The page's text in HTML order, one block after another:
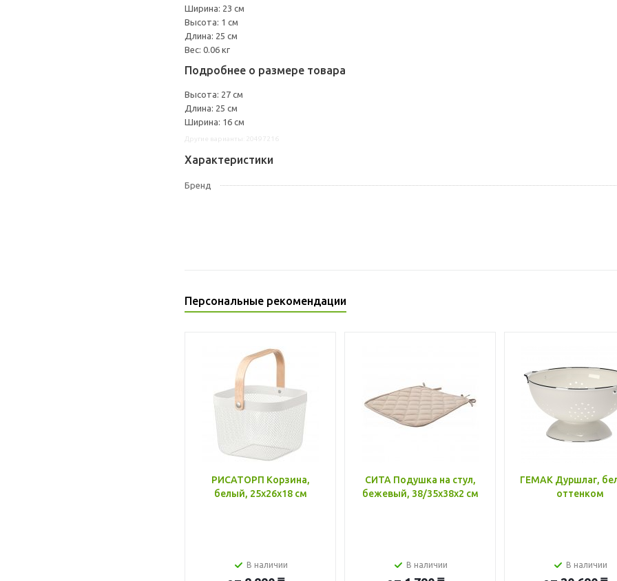
Ширина: 23 см
Высота: 1 см
Длина: 25 см
Вес: 0.06 кг
Подробнее о размере товара
Высота: 27 см
Длина: 25 см
Ширина: 16 см
Характеристики
Бренд
Персональные рекомендации
РИСАТОРП Корзина,
белый, 25x26x18 см
В наличии
СИТА Подушка на стул,
бежевый, 38/35x38x2 см
В наличии
ГЕМАК Дуршлаг,
оттенком
В наличии